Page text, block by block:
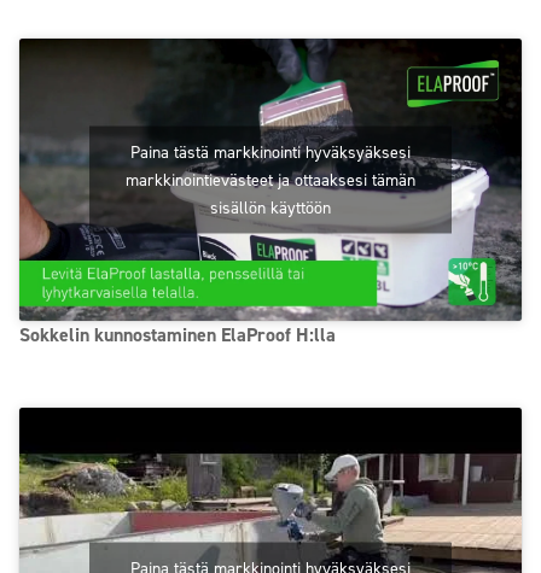
Paina tästä markkinointi hyväksyäksesi
markkinointievästeet ja ottaaksesi tämän
sisällön käyttöön
Sokkelin kunnostaminen ElaProof H:lla
Paina tästä markkinointi hyväksyäksesi